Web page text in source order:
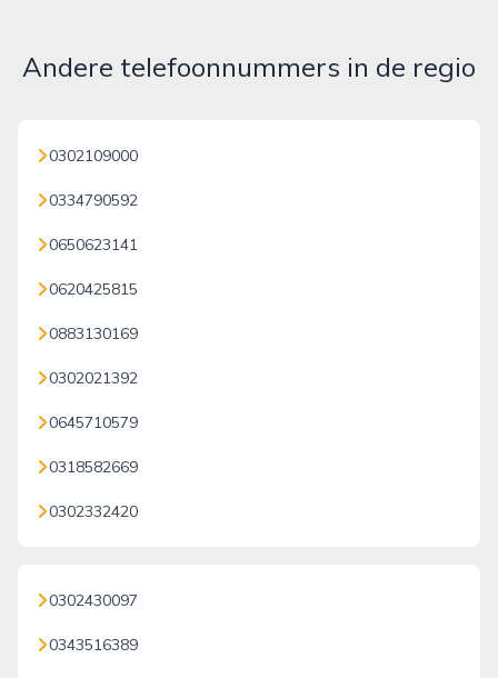
Andere telefoonnummers in de regio
0302109000
0334790592
0650623141
0620425815
0883130169
0302021392
0645710579
0318582669
0302332420
0302430097
0343516389